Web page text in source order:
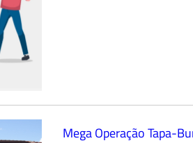
Mega Operação Tapa-